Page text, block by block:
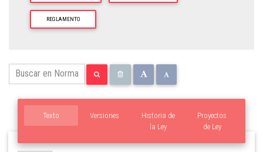
REGLAMENTO
Texto Versiones
Proyectos
de Ley
Historia de
la Ley